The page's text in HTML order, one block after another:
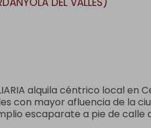
alquila céntrico local en
con mayor afluencia de la
escaparate a pie de calle